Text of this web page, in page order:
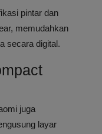
pintar dan
memudahkan
secara digital.
juga
layar